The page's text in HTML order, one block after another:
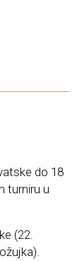
do 18
turniru u
(22.